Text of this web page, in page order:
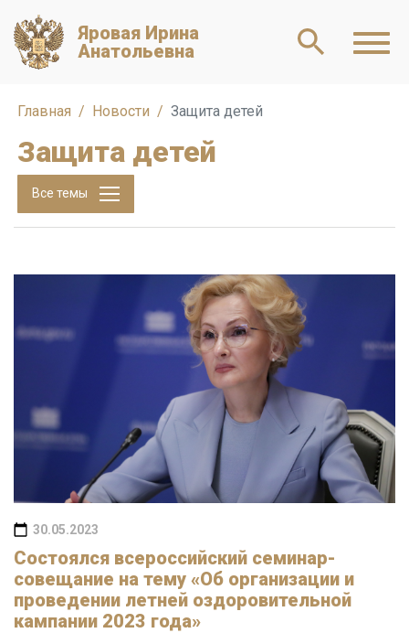
Яровая Ирина
Анатольевна
Главная Новости Защита детей
Защита детей
Все темы
30.05.2023
Состоялся всероссийский семинар-
совещание на тему «Об организации и
проведении летней оздоровительной
кампании 2023 года»